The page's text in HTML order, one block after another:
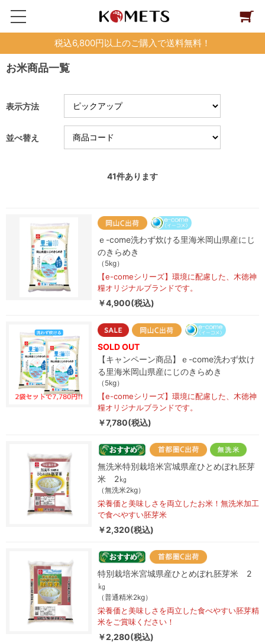
税込6,800円以上のご購入で送料無料！
お米商品一覧
表示方法
並べ替え
41件あります
ｅ-come洗わず炊ける里海米岡山県産にじ
のきらめき
（5kg）
【e-comeシリーズ】環境に配慮した、木徳神
糧オリジナルブランドです。
￥4,900(税込)
SOLD OUT
【キャンペーン商品】ｅ-come洗わず炊け
る里海米岡山県産にじのきらめき
（5kg）
【e-comeシリーズ】環境に配慮した、木徳神
糧オリジナルブランドです。
￥7,780(税込)
無洗米特別栽培米宮城県産ひとめぼれ胚芽
米 2㎏
（無洗米2kg）
栄養価と美味しさを両立したお米！無洗米加工
で食べやすい胚芽米
￥2,320(税込)
特別栽培米宮城県産ひとめぼれ胚芽米 2
㎏
（普通精米2kg）
栄養価と美味しさを両立した食べやすい胚芽精
米をご賞味ください！
￥2,280(税込)